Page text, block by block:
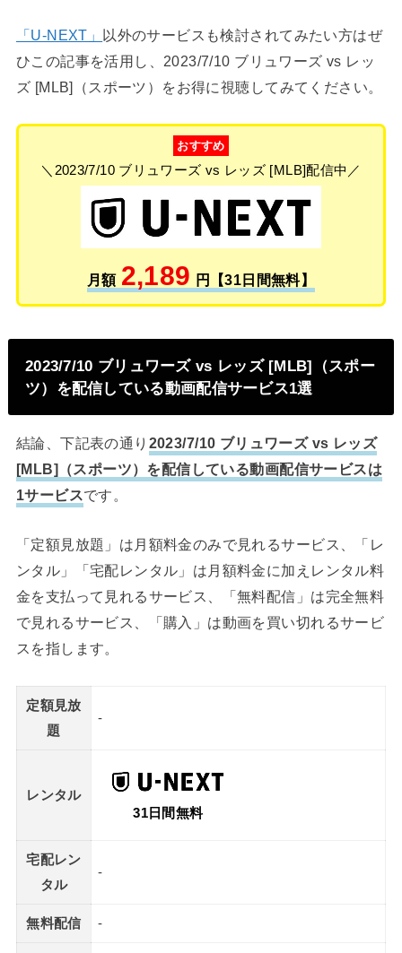
「U-NEXT」 以外のサービスも検討されてみたい方はぜ
ひこの記事を活用し、2023/7/10 ブリュワーズ vs レッ
ズ [MLB]（スポーツ）をお得に視聴してみてください。
おすすめ
＼2023/7/10 ブリュワーズ vs レッズ [MLB]配信中／
月額 2,189 円【31日間無料】
2023/7/10 ブリュワーズ vs レッズ [MLB]（スポー
ツ）を配信している動画配信サービス1選
結論、下記表の通り 2023/7/10 ブリュワーズ vs レッズ
[MLB]（スポーツ）を配信している動画配信サービスは
1サービスです。
「定額見放題」は月額料金のみで見れるサービス、「レ
ンタル」「宅配レンタル」は月額料金に加えレンタル料
金を支払って見れるサービス、「無料配信」は完全無料
で見れるサービス、「購入」は動画を買い切れるサービ
スを指します。
定額見放
題
-
レンタル
31日間無料
宅配レン
タル
-
無料配信 -